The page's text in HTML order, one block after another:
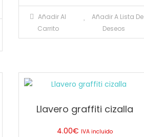
Añadir Al
Carrito
Añadir A Lista De
Deseos
Llavero graffiti cizalla
4.00€ IVA incluido